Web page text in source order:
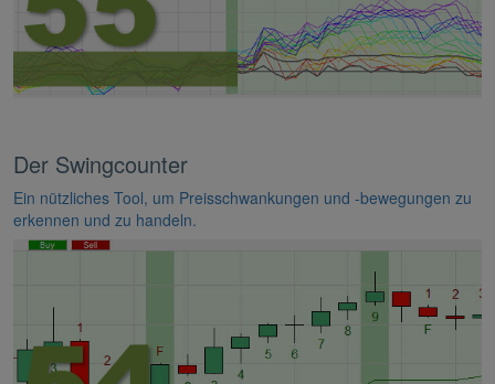
Der Swingcounter
Ein nützliches Tool, um Preisschwankungen und -bewegungen zu
erkennen und zu handeln.